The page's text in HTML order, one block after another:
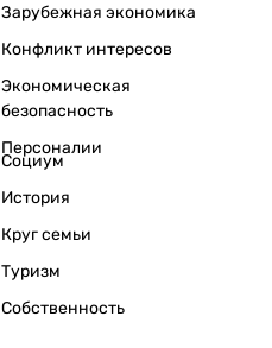
Зарубежная экономика
Конфликт интересов
Экономическая
безопасность
Персоналии
Социум
История
Круг семьи
Туризм
Собственность